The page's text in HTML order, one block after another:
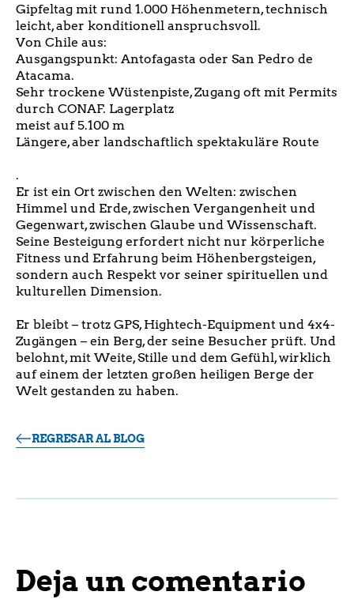
Gipfeltag mit rund 1.000 Höhenmetern, technisch
leicht, aber konditionell anspruchsvoll.
Von Chile aus:
Ausgangspunkt: Antofagasta oder San Pedro de
Atacama.
Sehr trockene Wüstenpiste, Zugang oft mit Permits
durch CONAF. Lagerplatz
meist auf 5.100 m
Längere, aber landschaftlich spektakuläre Route
.
Er ist ein Ort zwischen den Welten: zwischen
Himmel und Erde, zwischen Vergangenheit und
Gegenwart, zwischen Glaube und Wissenschaft.
Seine Besteigung erfordert nicht nur körperliche
Fitness und Erfahrung beim Höhenbergsteigen,
sondern auch Respekt vor seiner spirituellen und
kulturellen Dimension.
Er bleibt – trotz GPS, Hightech-Equipment und 4x4-
Zugängen – ein Berg, der seine Besucher prüft. Und
belohnt, mit Weite, Stille und dem Gefühl, wirklich
auf einem der letzten großen heiligen Berge der
Welt gestanden zu haben.
REGRESAR AL BLOG
Deja un comentario